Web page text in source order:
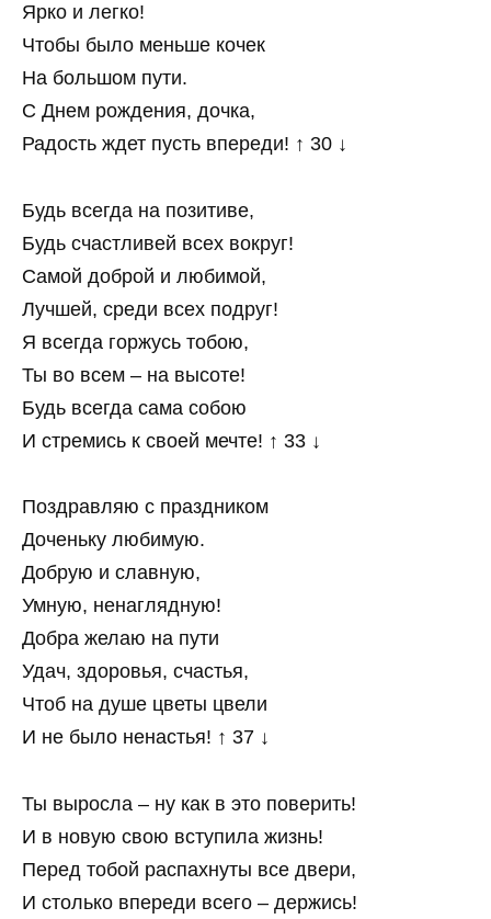
Ярко и легко!
Чтобы было меньше кочек
На большом пути.
С Днем рождения, дочка,
Радость ждет пусть впереди! ↑ 30 ↓
Будь всегда на позитиве,
Будь счастливей всех вокруг!
Самой доброй и любимой,
Лучшей, среди всех подруг!
Я всегда горжусь тобою,
Ты во всем – на высоте!
Будь всегда сама собою
И стремись к своей мечте! ↑ 33 ↓
Поздравляю с праздником
Доченьку любимую.
Добрую и славную,
Умную, ненаглядную!
Добра желаю на пути
Удач, здоровья, счастья,
Чтоб на душе цветы цвели
И не было ненастья! ↑ 37 ↓
Ты выросла – ну как в это поверить!
И в новую свою вступила жизнь!
Перед тобой распахнуты все двери,
И столько впереди всего – держись!